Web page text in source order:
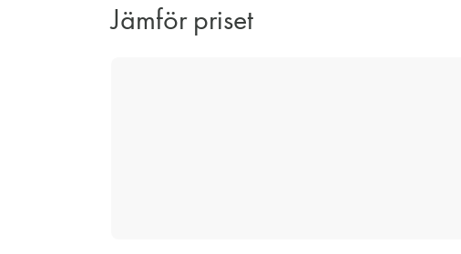
Jämför priset